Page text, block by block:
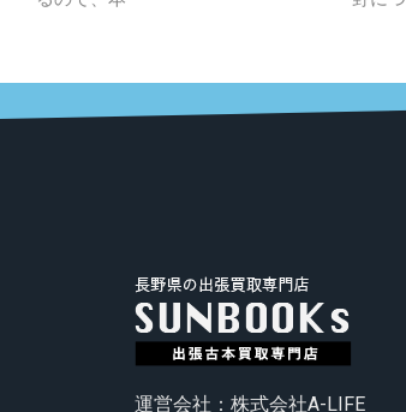
運営会社：株式会社A-LIFE